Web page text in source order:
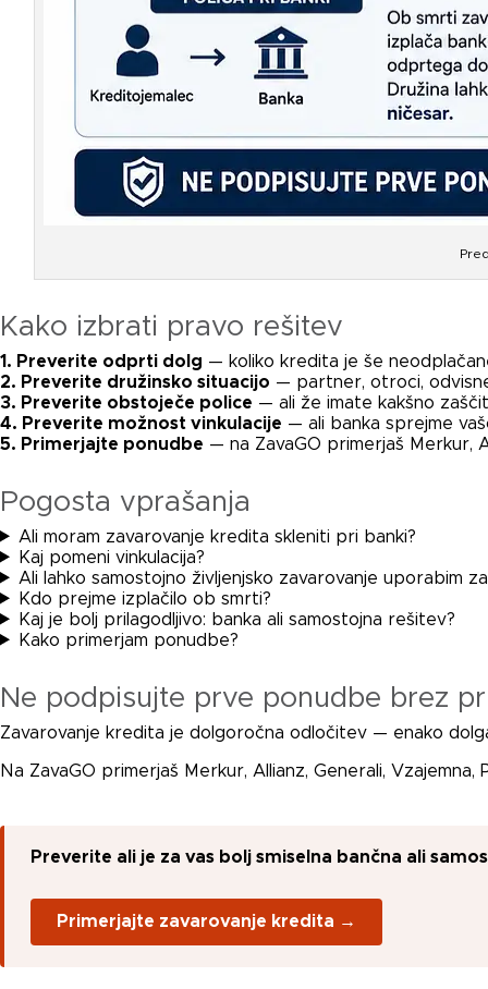
Kako izbrati pravo rešitev
1. Preverite odprti dolg — koliko kredita je še
2. Preverite družinsko situacijo — partner, otroci,
3. Preverite obstoječe police — ali že imate kakšno
4. Preverite možnost vinkulacije — ali banka sprejme
5. Primerjajte ponudbe — na ZavaGO primerjaš Merkur,
Pogosta vprašanja
Ali moram zavarovanje kredita skleniti pri banki?
Kaj pomeni vinkulacija?
Ali lahko samostojno življenjsko zavarovanje uporabim
Kdo prejme izplačilo ob smrti?
Kaj je bolj prilagodljivo: banka ali samostojna rešitev?
Kako primerjam ponudbe?
Ne podpisujte prve ponudbe brez
Zavarovanje kredita je dolgoročna odločitev — enako
Na ZavaGO primerjaš Merkur, Allianz, Generali,
Preverite ali je za vas bolj smiselna bančna ali
Primerjajte zavarovanje kredita →